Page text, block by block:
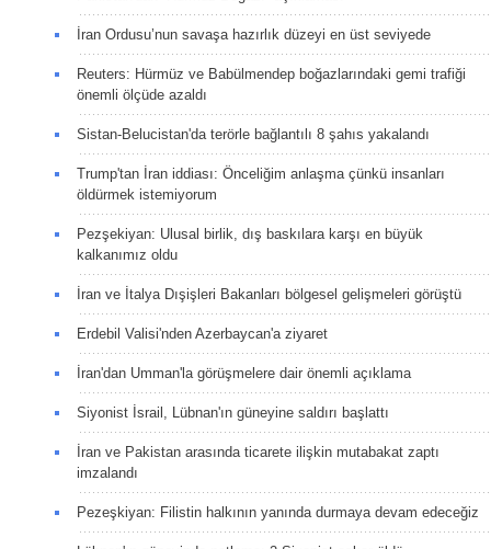
İran Ordusu’nun savaşa hazırlık düzeyi en üst seviyede
Reuters: Hürmüz ve Babülmendep boğazlarındaki gemi trafiği
önemli ölçüde azaldı
Sistan-Belucistan'da terörle bağlantılı 8 şahıs yakalandı
Trump'tan İran iddiası: Önceliğim anlaşma çünkü insanları
öldürmek istemiyorum
Pezşekiyan: Ulusal birlik, dış baskılara karşı en büyük
kalkanımız oldu
İran ve İtalya Dışişleri Bakanları bölgesel gelişmeleri görüştü
Erdebil Valisi'nden Azerbaycan'a ziyaret
İran'dan Umman'la görüşmelere dair önemli açıklama
Siyonist İsrail, Lübnan'ın güneyine saldırı başlattı
İran ve Pakistan arasında ticarete ilişkin mutabakat zaptı
imzalandı
Pezeşkiyan: Filistin halkının yanında durmaya devam edeceğiz